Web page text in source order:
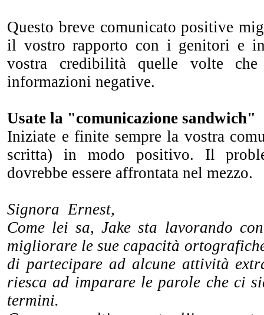
Questo breve comunicato positive
il vostro rapporto con i genitori e
vostra credibilità quelle volte che
informazioni negative.
Usate la "comunicazione sandwich"
Iniziate e finite sempre la vostra
scritta) in modo positivo. Il
dovrebbe essere affrontata nel mezzo.
Signora Ernest,
Come lei sa, Jake sta lavorando
migliorare le sue capacità
di partecipare ad alcune attività
riesca ad imparare le parole che ci
termini.